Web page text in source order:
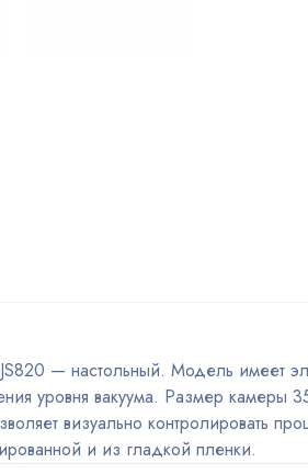
— настольный. Модель имеет
уровня вакуума. Размер камеры
визуально контролировать
и из гладкой пленки.